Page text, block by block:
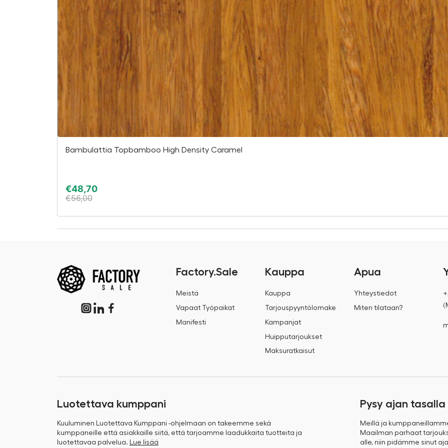
Bambulattia Topbamboo High Density Caramel
€48,70
€56,00
Factory.Sale
Meistä
Vapaat Työpaikat
Manifesti
Kauppa
Kauppa
Tarjouspyyntölomake
Kampanjat
Huipputarjoukset
Maksuratkaisut
Apua
Yhteystiedot
Miten tilataan?
Luotettava kumppani
Kuuluminen Luotettava Kumppani -ohjelmaan on takeemme sekä
kumppaneille että asiakkaille siitä, että tarjoamme laadukkaita tuotteita ja
luotettavaa palvelua. Lue lisää
Pysy ajan tasalla
Meillä ja
Maailman parhaat
alle, niin pidämme sinut